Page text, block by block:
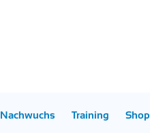
Nachwuchs Training Shop